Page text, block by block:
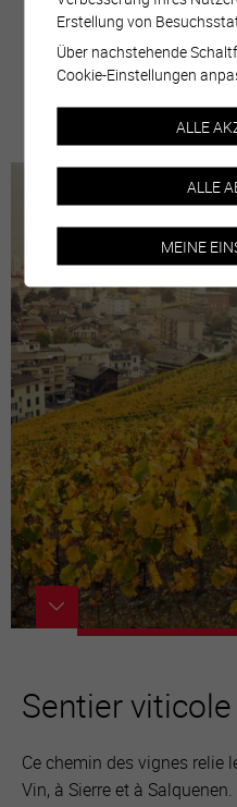
plus d'informations
Sentier viticole
Ce chemin des vignes relie
Vin, à Sierre et à Salquenen.
Erstellung von
Über nachstehende
Cookie-Einstellungen
ALLE
ALLE
MEINE